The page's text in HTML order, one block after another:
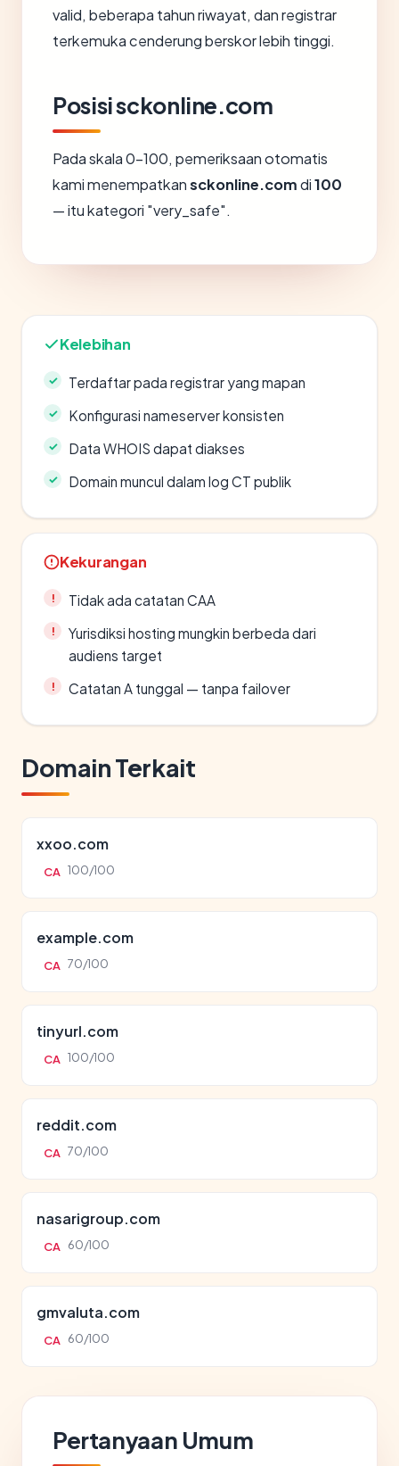
valid, beberapa tahun riwayat, dan registrar
terkemuka cenderung berskor lebih tinggi.
Posisi sckonline.com
Pada skala 0-100, pemeriksaan otomatis
kami menempatkansckonline.comdi100
— itu kategori "very_safe".
Kelebihan
Terdaftar pada registrar yang mapan
Konfigurasi nameserver konsisten
Data WHOIS dapat diakses
Domain muncul dalam log CT publik
Kekurangan
Tidak ada catatan CAA
Yurisdiksi hosting mungkin berbeda dari
audiens target
Catatan A tunggal — tanpa failover
Domain Terkait
xxoo.com
CA 100/100
example.com
CA 70/100
tinyurl.com
CA 100/100
reddit.com
CA 70/100
nasarigroup.com
CA 60/100
gmvaluta.com
CA 60/100
Pertanyaan Umum